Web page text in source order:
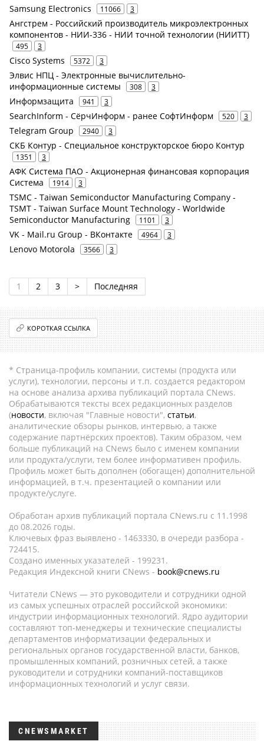
Samsung Electronics 11066 3
Ангстрем - Российский производитель микроэлектронных
компонентов - НИИ-336 - НИИ точной технологии (НИИТТ)
495 3
Cisco Systems 5372 3
Элвис НПЦ - Электронные вычислительно-
информационные системы
308 3
Информзащита 941 3
SearchInform - СёрчИнформ - ранее СофтИнформ 520 3
Telegram Group 2940 3
СКБ Контур - Специальное конструкторское бюро Контур
1351 3
АФК Система ПАО - Акционерная финансовая корпорация
Система
1914 3
TSMC - Taiwan Semiconductor Manufacturing Company -
TSMT - Taiwan Surface Mount Technology - Worldwide
Semiconductor Manufacturing
1101 3
VK - Mail.ru Group - ВКонтакте 4964 3
Lenovo Motorola 3566 3
1 2 3 > Последняя
КОРОТКАЯ ССЫЛКА
* Страница-профиль компании, системы (продукта или
услуги), технологии, персоны и т.п. создается редактором
на основе анализа архива публикаций портала CNews.
Обрабатываются тексты всех редакционных разделов
(новости, включая "Главные новости", статьи,
аналитические обзоры рынков, интервью, а также
содержание партнёрских проектов). Таким образом, чем
больше публикаций на CNews было с именем компании
или продукта/услуги, тем более информативен профиль.
Профиль может быть дополнен (обогащен) дополнительной
информацией, в т.ч. презентацией о компании или
продукте/услуге.
Обработан архив публикаций портала CNews.ru c 11.1998
до 08.2026 годы.
Ключевых фраз выявлено - 1463330, в очереди разбора -
724415.
Создано именных указателей - 199231.
Редакция Индексной книги CNews - book@cnews.ru
Читатели CNews — это руководители и сотрудники одной
из самых успешных отраслей российской экономики:
индустрии информационных технологий. Ядро аудитории
составляют топ-менеджеры и технические специалисты
департаментов информатизации федеральных и
региональных органов государственной власти, банков,
промышленных компаний, розничных сетей, а также
руководители и сотрудники компаний-поставщиков
информационных технологий и услуг связи.
CNEWSMARKET